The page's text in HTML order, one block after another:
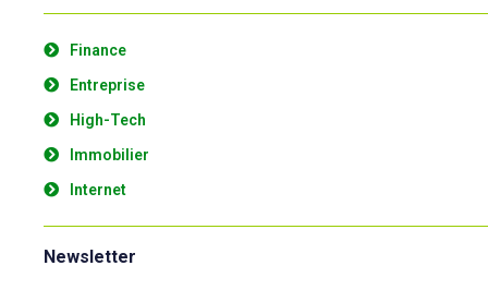
Finance
Entreprise
High-Tech
Immobilier
Internet
Newsletter